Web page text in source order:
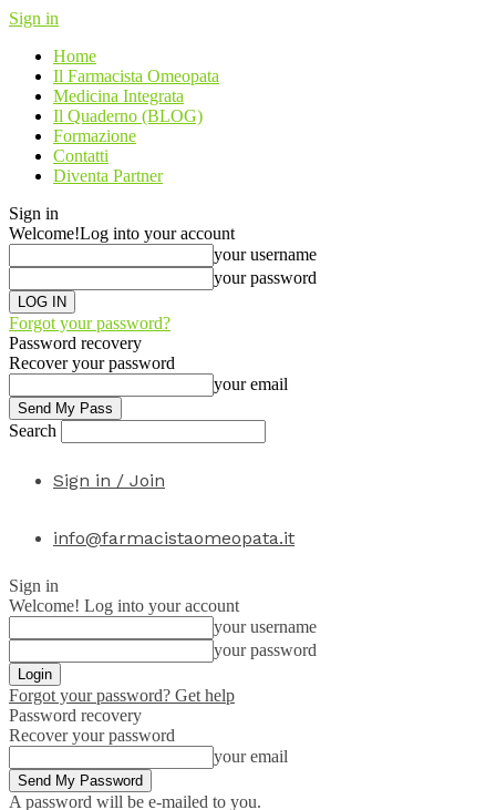
Sign in
Home
Il Farmacista Omeopata
Medicina Integrata
Il Quaderno (BLOG)
Formazione
Contatti
Diventa Partner
Sign in
Welcome!Log into your account
your username
your password
Forgot your password?
Password recovery
Recover your password
your email
Search
Sign in / Join
info@farmacistaomeopata.it
Sign in
Welcome! Log into your account
your username
your password
Forgot your password? Get help
Password recovery
Recover your password
your email
A password will be e-mailed to you.